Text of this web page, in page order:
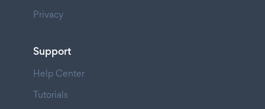
Privacy
Support
Help Center
Tutorials